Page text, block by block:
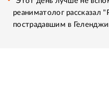
реаниматолог рассказал
пострадавшим в